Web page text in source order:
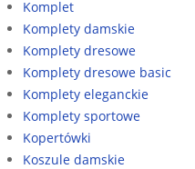
Komplet
Komplety damskie
Komplety dresowe
Komplety dresowe basic
Komplety eleganckie
Komplety sportowe
Kopertówki
Koszule damskie